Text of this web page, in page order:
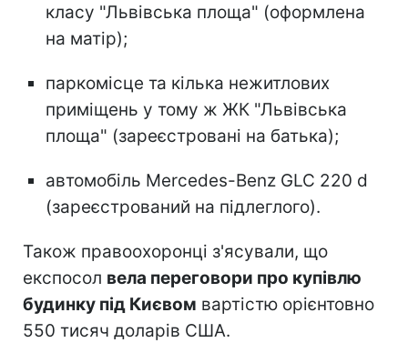
класу "Львівська площа" (оформлена
на матір);
паркомісце та кілька нежитлових
приміщень у тому ж ЖК "Львівська
площа" (зареєстровані на батька);
автомобіль Mercedes-Benz GLC 220 d
(зареєстрований на підлеглого).
Також правоохоронці з'ясували, що
експосол вела переговори про купівлю
будинку під Києвом вартістю орієнтовно
550 тисяч доларів США.